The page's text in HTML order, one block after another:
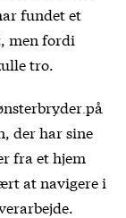
fundet et
men fordi
tro.
på
der har sine
fra et hjem
at navigere i